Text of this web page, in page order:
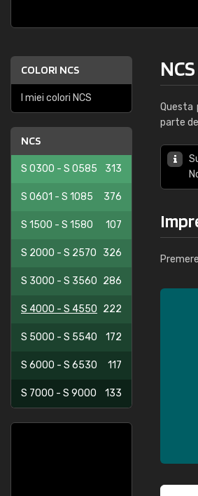
COLORI NCS
I miei colori NCS
NCS
S 0300 - S 0585 313
S 0601 - S 1085 376
S 1500 - S 1580 107
S 2000 - S 2570 326
S 3000 - S 3560 286
S 4000 - S 4550 222
S 5000 - S 5540 172
S 6000 - S 6530 117
S 7000 - S 9000 133
Questa
parte